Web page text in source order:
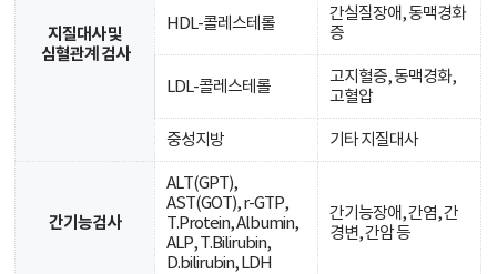
지질대사 및
심혈관계 검사
HDL-콜레스테롤
간실질장애, 동맥경화
증
LDL-콜레스테롤
고지혈증, 동맥경화,
고혈압
중성지방 기타 지질대사
간기능검사
ALT(GPT),
AST(GOT), r-GTP,
T.Protein, Albumin,
ALP, T.Bilirubin,
D.bilirubin, LDH
간기능장애, 간염, 간
경변, 간암 등